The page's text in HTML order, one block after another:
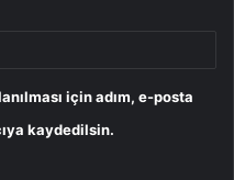
için adım, e-posta
kaydedilsin.